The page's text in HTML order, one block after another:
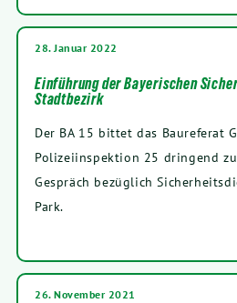
28. Januar 2022
Einführung der Bayerischen
Stadtbezirk
Der BA 15 bittet das Baureferat
Polizeiinspektion 25 dringend
Gespräch bezüglich
Park.
26. November 2021